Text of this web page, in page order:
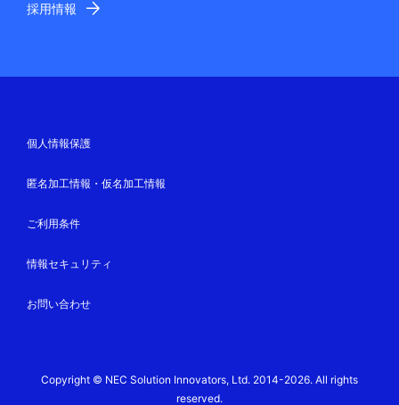
採用情報
個人情報保護
匿名加工情報・仮名加工情報
ご利用条件
情報セキュリティ
お問い合わせ
Copyright © NEC Solution Innovators, Ltd. 2014-2026. All rights
reserved.